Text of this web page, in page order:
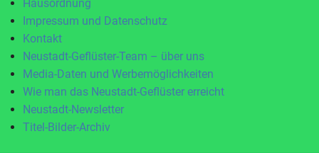
Hausordnung
Impressum und Datenschutz
Kontakt
Neustadt-Geflüster-Team – über uns
Media-Daten und Werbemöglichkeiten
Wie man das Neustadt-Geflüster erreicht
Neustadt-Newsletter
Titel-Bilder-Archiv